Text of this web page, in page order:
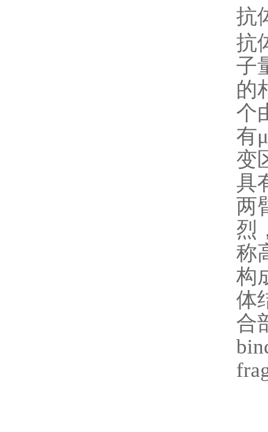
抗
抗
子
的
个
有
变
具
两
烈
称
构
体
合